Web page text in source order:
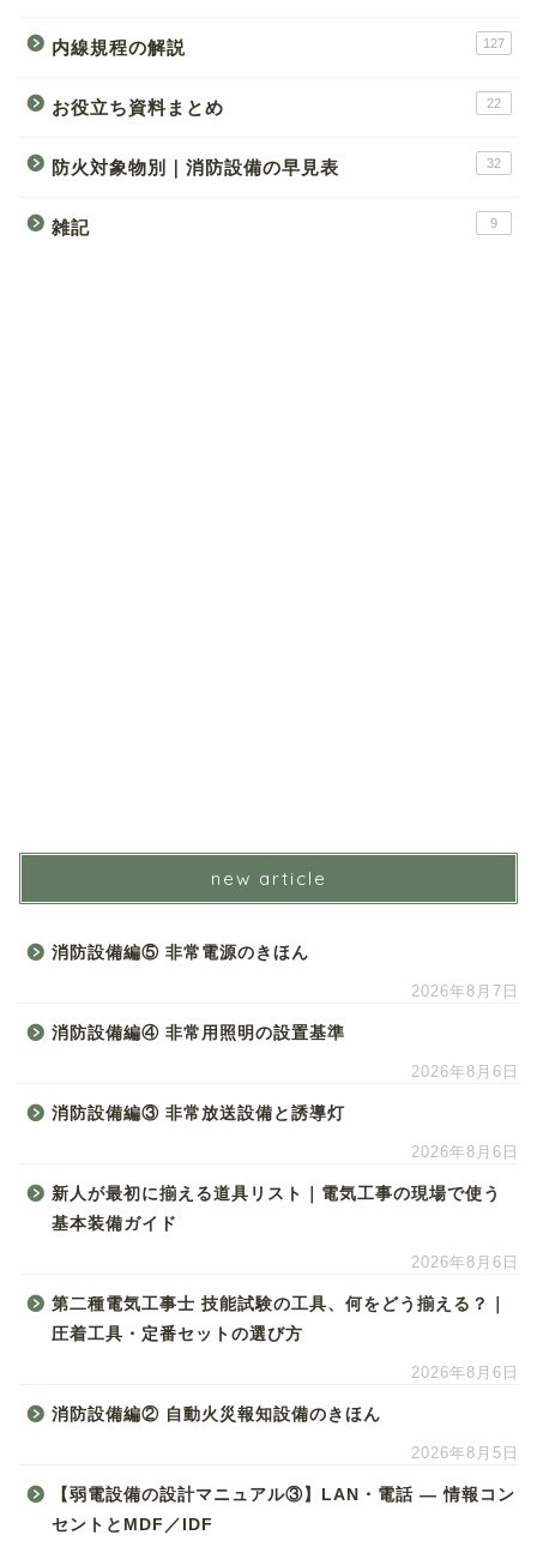
内線規程の解説 127
お役立ち資料まとめ 22
防火対象物別｜消防設備の早見表 32
雑記 9
new article
消防設備編⑤ 非常電源のきほん
2026年8月7日
消防設備編④ 非常用照明の設置基準
2026年8月6日
消防設備編③ 非常放送設備と誘導灯
2026年8月6日
新人が最初に揃える道具リスト｜電気工事の現場で使う
基本装備ガイド
2026年8月6日
第二種電気工事士 技能試験の工具、何をどう揃える？｜
圧着工具・定番セットの選び方
2026年8月6日
消防設備編② 自動火災報知設備のきほん
2026年8月5日
【弱電設備の設計マニュアル③】LAN・電話 ― 情報コン
セントとMDF／IDF